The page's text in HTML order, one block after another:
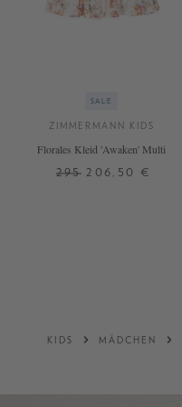
SALE
ZIMMERMANN KIDS
Florales Kleid 'Awaken' Multi
295 206,50 €
KIDS MÄDCHEN